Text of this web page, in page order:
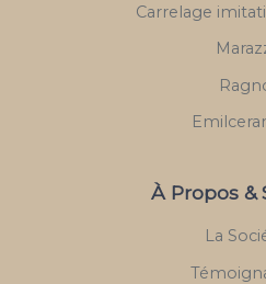
Carrelage
À Propos &
La